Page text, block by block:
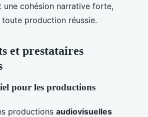
une cohésion narrative forte,
production réussie.
et prestataires
pour les productions
productions audiovisuelles